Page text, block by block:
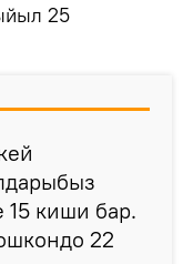
25
15 киши бар.
22